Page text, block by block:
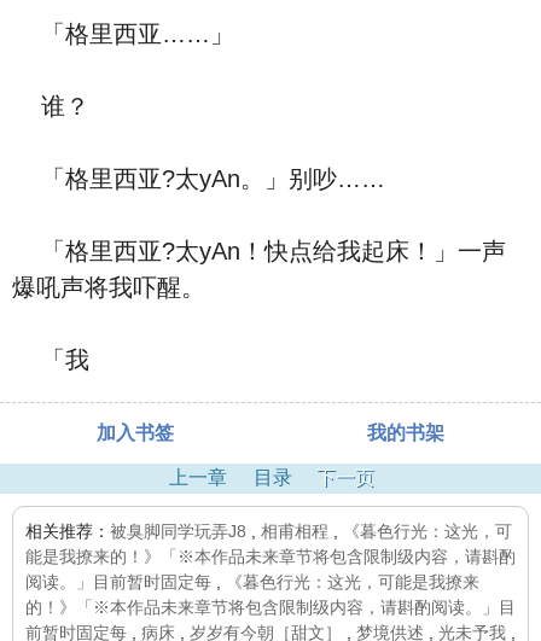
「格里西亚……」
谁？
「格里西亚?太yAn。」别吵……
「格里西亚?太yAn！快点给我起床！」一声
爆吼声将我吓醒。
「我
加入书签 我的书架
上一章 目录 下一页
相关推荐： 被臭脚同学玩弄J8 相甫相程
《暮色行光：这光，可
能是我撩来的！》「※本作品未来章节将包含限制级内容，请斟酌
阅读。」目前暂时固定每
《暮色行光：这光，可能是我撩来
的！》「※本作品未来章节将包含限制级内容，请斟酌阅读。」目
前暂时固定每
病床 岁岁有今朝［甜文］ 梦境供述 光未予我